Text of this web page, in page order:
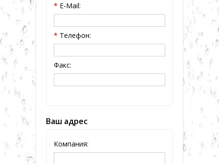
* E-Mail:
* Телефон:
Факс:
Ваш адрес
Компания: